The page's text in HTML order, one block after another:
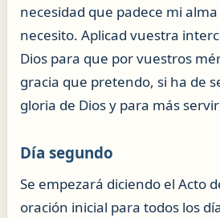
necesidad que padece mi
necesito. Aplicad vuestra
Dios para que por vuestros
gracia que pretendo, si ha de
gloria de Dios y para más
Día segundo
Se empezará diciendo el Acto
oración inicial para todos los